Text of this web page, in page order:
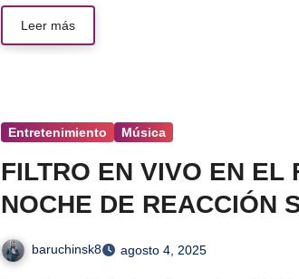
Leer más
Entretenimiento Música
FILTRO EN VIVO EN EL
NOCHE DE REACCIÓN
baruchinsk8 agosto 4, 2025